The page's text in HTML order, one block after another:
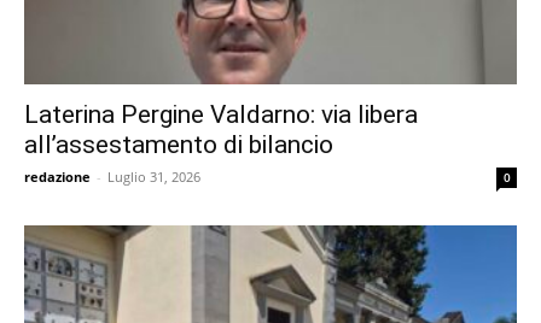
Laterina Pergine Valdarno: via libera
all’assestamento di bilancio
redazione - Luglio 31, 2026 0